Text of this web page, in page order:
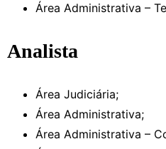
Área Administrativa –
Analista
Área Judiciária;
Área Administrativa;
Área Administrativa –